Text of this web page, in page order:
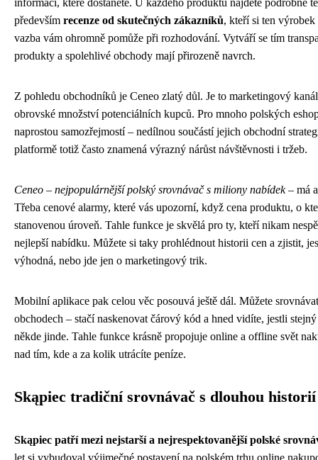
informací, které dostanete. U každého produktu najdete podrobné
především recenze od skutečných zákazníků, kteří si ten
vazba vám ohromně pomůže při rozhodování. Vytváří se tím
produkty a spolehlivé obchody mají přirozeně navrch.
Z pohledu obchodníků je Ceneo zlatý důl. Je to marketingový
obrovské množství potenciálních kupců. Pro mnoho polských
naprostou samozřejmostí – nedílnou součástí jejich obchodní
platformě totiž často znamená výrazný nárůst návštěvnosti i tržeb.
Ceneo – nejpopulárnější polský srovnávač s miliony nabídek– má
Třeba cenové alarmy, které vás upozorní, když cena produktu, o
stanovenou úroveň. Tahle funkce je skvělá pro ty, kteří nikam
nejlepší nabídku. Můžete si taky prohlédnout historii cen a zjistit,
výhodná, nebo jde jen o marketingový trik.
Mobilní aplikace pak celou věc posouvá ještě dál. Můžete
obchodech – stačí naskenovat čárový kód a hned vidíte, jestli
někde jinde. Tahle funkce krásně propojuje online a offline svět
nad tím, kde a za kolik utrácíte peníze.
Skąpiec tradiční srovnávač s dlouhou historií
Skąpiec patří mezi nejstarší a nejrespektovanější polské
let si vybudoval výjimečné postavení na polském trhu online